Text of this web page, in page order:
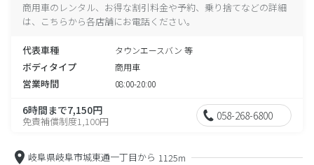
商用車のレンタル、お得な割引料金や予約、乗り捨てなどの詳細
は、こちらから各店舗にお電話ください。
代表車種 タウンエースバン 等
ボディタイプ 商用車
営業時間 08:00-20:00
6時間まで7,150円
免責補償制度1,100円 058-268-6800
岐阜県岐阜市城東通一丁目から 1125m